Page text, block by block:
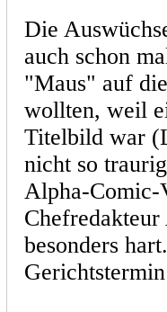
Die
auch schon
"Maus" auf
wollten, weil
Titelbild war
nicht so
Alpha-Comic-
besonders